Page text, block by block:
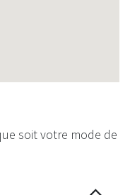
soit votre mode de